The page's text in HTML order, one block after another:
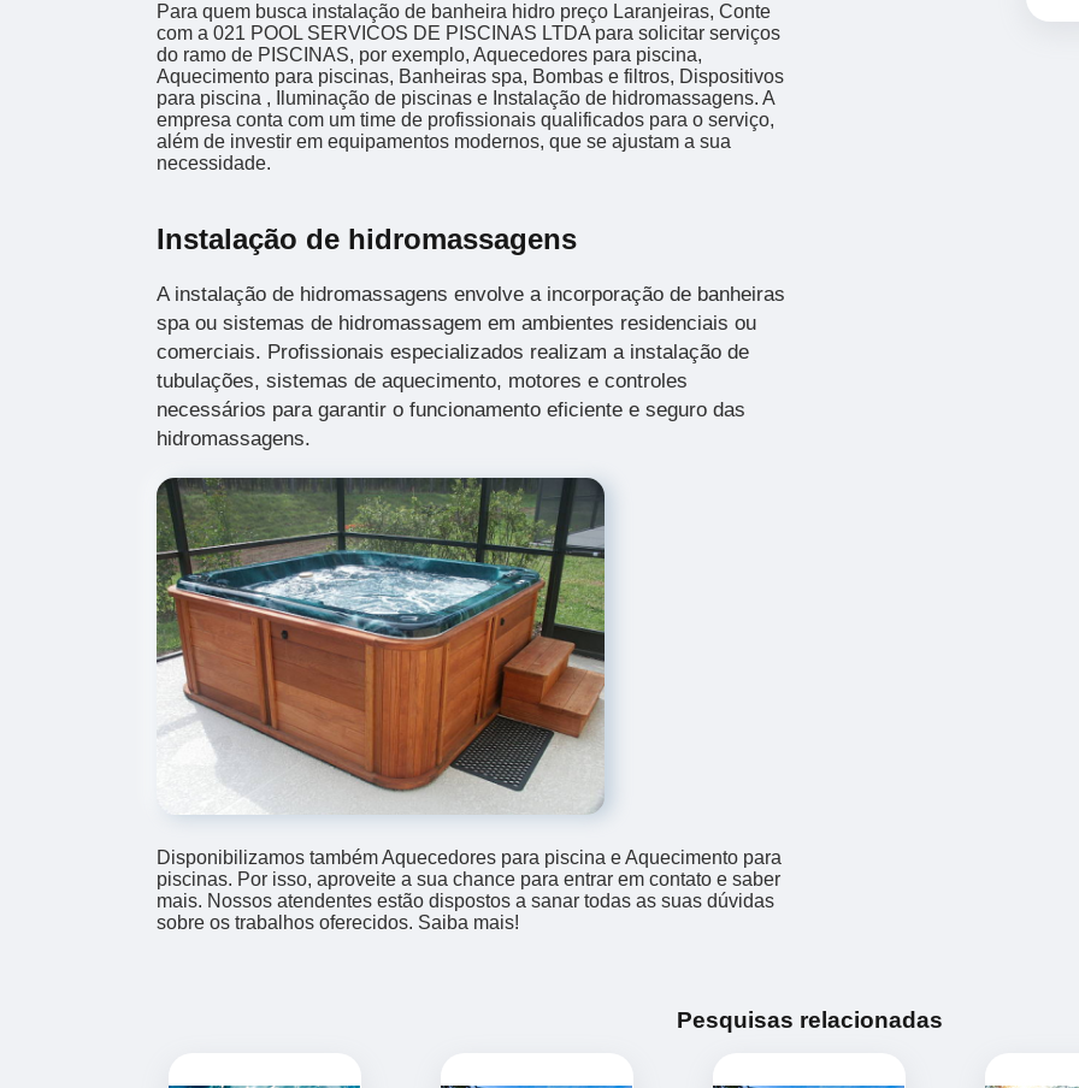
Para quem busca instalação de banheira hidro preço Laranjeiras, Conte
com a 021 POOL SERVICOS DE PISCINAS LTDA para solicitar serviços
do ramo de PISCINAS, por exemplo, Aquecedores para piscina,
Aquecimento para piscinas, Banheiras spa, Bombas e filtros, Dispositivos
para piscina , Iluminação de piscinas e Instalação de hidromassagens. A
empresa conta com um time de profissionais qualificados para o serviço,
além de investir em equipamentos modernos, que se ajustam a sua
necessidade.
Instalação de hidromassagens
A instalação de hidromassagens envolve a incorporação de banheiras
spa ou sistemas de hidromassagem em ambientes residenciais ou
comerciais. Profissionais especializados realizam a instalação de
tubulações, sistemas de aquecimento, motores e controles
necessários para garantir o funcionamento eficiente e seguro das
hidromassagens.
Disponibilizamos também Aquecedores para piscina e Aquecimento para
piscinas. Por isso, aproveite a sua chance para entrar em contato e saber
mais. Nossos atendentes estão dispostos a sanar todas as suas dúvidas
sobre os trabalhos oferecidos. Saiba mais!
Pesquisas relacionadas